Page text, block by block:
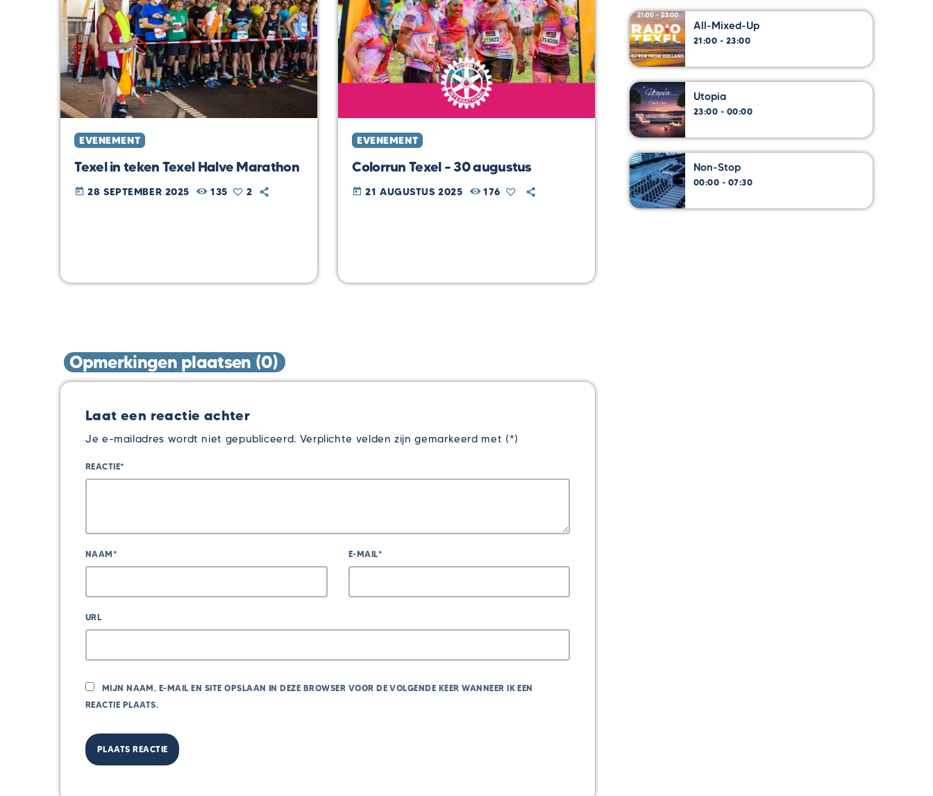
EVENEMENT
Texel in teken Texel Halve Marathon
today 28 SEPTEMBER 2025 135 2
EVENEMENT
Colorrun Texel – 30 augustus
today 21 AUGUSTUS 2025 176
Opmerkingen plaatsen (0)
Laat een reactie achter
Je e-mailadres wordt niet gepubliceerd. Verplichte velden zijn gemarkeerd met (*)
REACTIE*
NAAM* E-MAIL*
URL
MIJN NAAM, E-MAIL EN SITE OPSLAAN IN DEZE BROWSER VOOR DE VOLGENDE KEER WANNEER IK EEN
REACTIE PLAATS.
All-Mixed-Up
21:00 - 23:00
Utopia
23:00 - 00:00
Non-Stop
00:00 - 07:30